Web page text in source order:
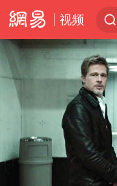
视频